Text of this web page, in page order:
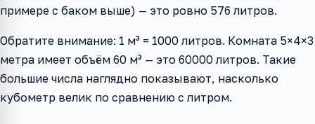
примере с баком выше) — это ровно 576 литров.
Обратите внимание: 1 м³ = 1000 литров. Комната 5×4×3
метра имеет объём 60 м³ — это 60000 литров. Такие
большие числа наглядно показывают, насколько
кубометр велик по сравнению с литром.